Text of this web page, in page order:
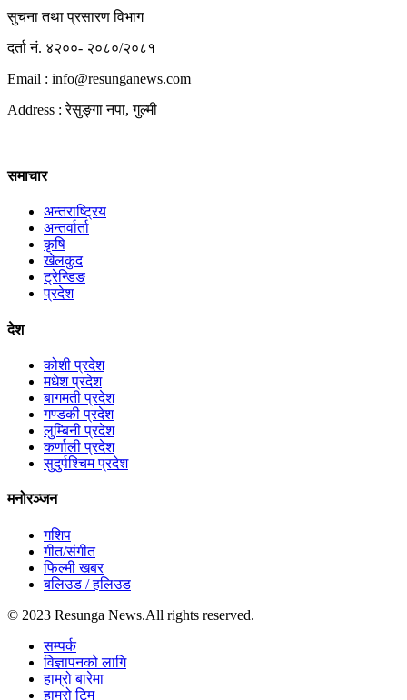
सुचना तथा प्रसारण विभाग
दर्ता नं. ४२००- २०८०/२०८१
Email : info@resunganews.com
Address : रेसुङ्गा नपा, गुल्मी
समाचार
अन्तराष्ट्रिय
अन्तर्वार्ता
कृषि
खेलकुद
ट्रेन्डिङ
प्रदेश
देश
कोशी प्रदेश
मधेश प्रदेश
बागमती प्रदेश
गण्डकी प्रदेश
लुम्बिनी प्रदेश
कर्णाली प्रदेश
सुदुर्पश्चिम प्रदेश
मनोरञ्जन
गशिप
गीत/संगीत
फिल्मी खबर
बलिउड / हलिउड
© 2023 Resunga News.All rights reserved.
सम्पर्क
विज्ञापनको लागि
हाम्रो बारेमा
हाम्रो टिम